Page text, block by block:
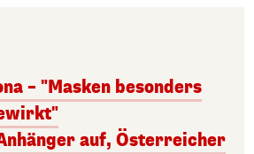
– "Masken besonders
auf, Österreicher